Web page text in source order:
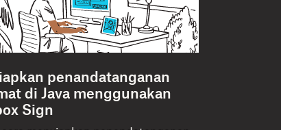
penandatanganan
di Java menggunakan
Sign